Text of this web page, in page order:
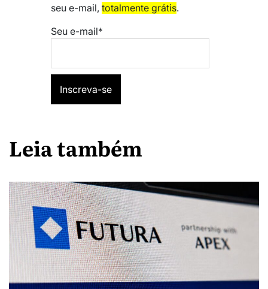
seu e-mail, totalmente grátis.
Seu e-mail*
Leia também